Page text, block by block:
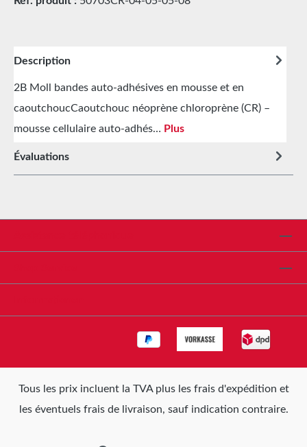
Description
2B Moll bandes auto-adhésives en mousse et en
caoutchoucCaoutchouc néoprène chloroprène (CR) –
mousse cellulaire auto-adhés… Plus
Évaluations
Tous les prix incluent la TVA plus les frais d'expédition et
les éventuels frais de livraison, sauf indication contraire.